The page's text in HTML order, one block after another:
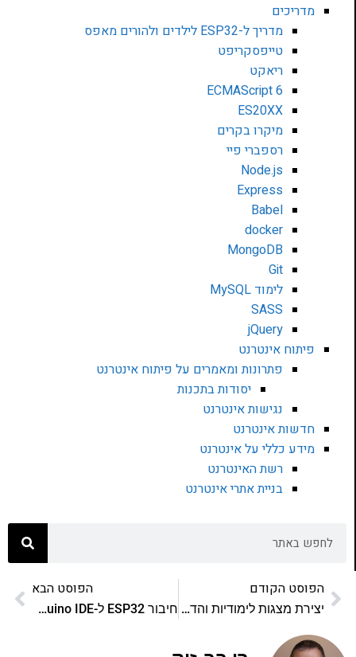
מדריכים
מדריך ל-ESP32 לילדים ולהורים מאפס
טייפסקריפט
ריאקט
ECMAScript 6
ES20XX
מיקרו בקרים
רספברי פיי
Node.js
Express
Babel
docker
MongoDB
Git
לימוד MySQL
SASS
jQuery
פיתוח אינטרנט
פתרונות ומאמרים על פיתוח אינטרנט
יסודות בתכנות
נגישות אינטרנט
חדשות אינטרנט
מידע כללי על אינטרנט
רשת האינטרנט
בניית אתרי אינטרנט
הפוסט הקודם
יצירת מצגות לימודיות והדרכתיות עם ChatGPT ו- Microsoft designer במהירות ובקלות
הפוסט הבא
חיבור ESP32 ל-Arduino IDE וקבלת מידע לקונסולה